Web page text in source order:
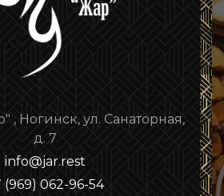
, Ногинск, ул. Санаторная,
д. 7
info@jar.rest
(969) 062-96-54